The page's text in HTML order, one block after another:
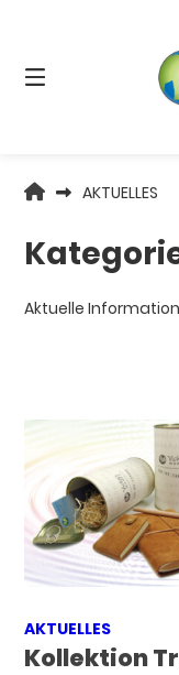
Inhalt
VICKYSAKTUELLES
Aktuelle
AKTUELLES
Kollektion